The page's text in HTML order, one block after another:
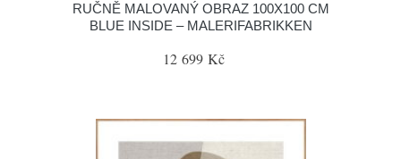
RUČNĚ MALOVANÝ OBRAZ 100X100 CM
BLUE INSIDE – MALERIFABRIKKEN
12 699 Kč